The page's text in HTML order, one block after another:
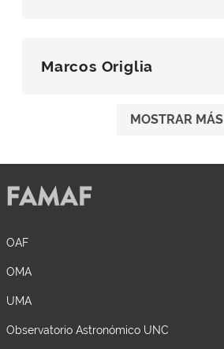
Marcos Origlia
MOSTRAR MÁS
OAF
OMA
UMA
Observatorio Astronómico UNC